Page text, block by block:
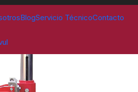
BlogServicio TécnicoContacto